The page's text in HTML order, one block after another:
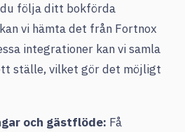
följa ditt bokförda
vi hämta det från Fortnox
integrationer kan vi samla
ställe, vilket gör det möjligt
och gästflöde: Få